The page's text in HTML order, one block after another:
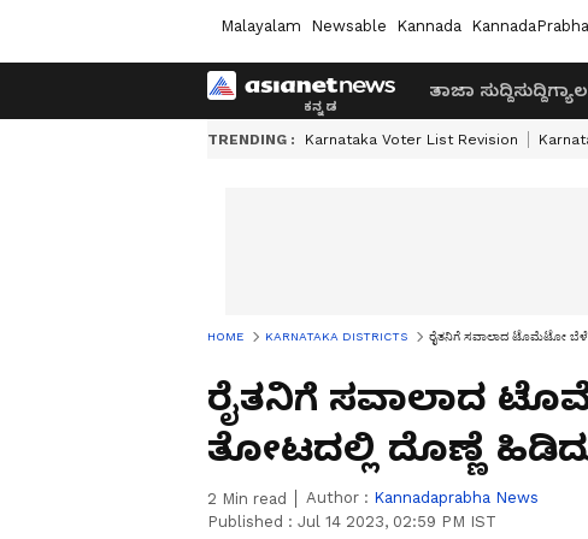
Malayalam Newsable Kannada KannadaPrabha
ತಾಜಾ ಸುದ್ದಿಸುದ್ದಿ
TRENDING : Karnataka Voter List Revision
HOME KARNATAKA DISTRICTS ರೈತನಿಗೆ ಸವಾಲಾದ ಟೊಮೆಟೋ ಬೆಳೆ
ರೈತನಿಗೆ ಸವಾಲಾದ
ತೋಟದಲ್ಲಿ ದೊಣ್ಣೆ
2 Min read Author : Kannadaprabha News
Published : Jul 14 2023, 02:59 PM IST